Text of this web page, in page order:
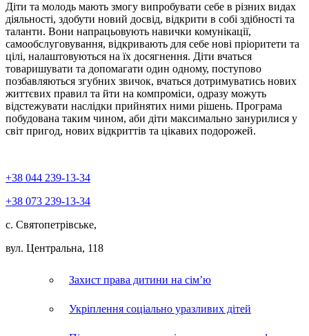
Діти та молодь мають змогу випробувати себе в різних видах
діяльності, здобути новий досвід, відкрити в собі здібності та
таланти. Вони напрацьовують навички комунікації,
самообслуговування, відкривають для себе нові пріоритети та
цілі, налаштовуються на їх досягнення. Діти вчаться
товаришувати та допомагати один одному, поступово
позбавляються згубних звичок, вчаться дотримуватись нових
життєвих правил та йти на компроміси, одразу можуть
відстежувати наслідки прийнятих ними рішень. Програма
побудована таким чином, аби діти максимально занурилися у
світ пригод, нових відкриттів та цікавих подорожей.
+38 044 239-13-34
+38 073 239-13-34
с. Святопетрівське,
вул. Центральна, 118
Захист права дитини на сім’ю
Укріплення соціально уразливих дітей